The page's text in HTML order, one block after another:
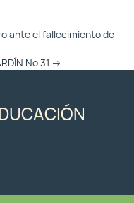
ante el fallecimiento de
Nº 31 →